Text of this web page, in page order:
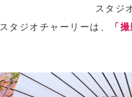
スタジ
スタジオチャーリーは、
「